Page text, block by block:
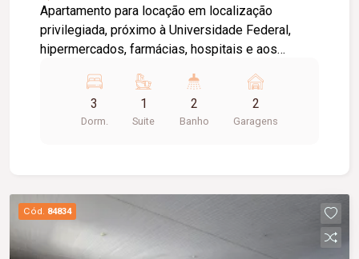
Apartamento para locação em localização
privilegiada, próximo à Universidade Federal,
hipermercados, farmácias, hospitais e aos
03 quartos, sendo 01 suíte ampla com closet,
oferecendo conforto e praticidade para toda a
família. Possui sala espaçosa com vista livre,
de lazer e confraternização. O apartamento
dispõe ainda de elevador e 02 vagas de
garagem.
3
Dorm.
1
Suite
2
Banho
2
Garagens
Cód. 84834